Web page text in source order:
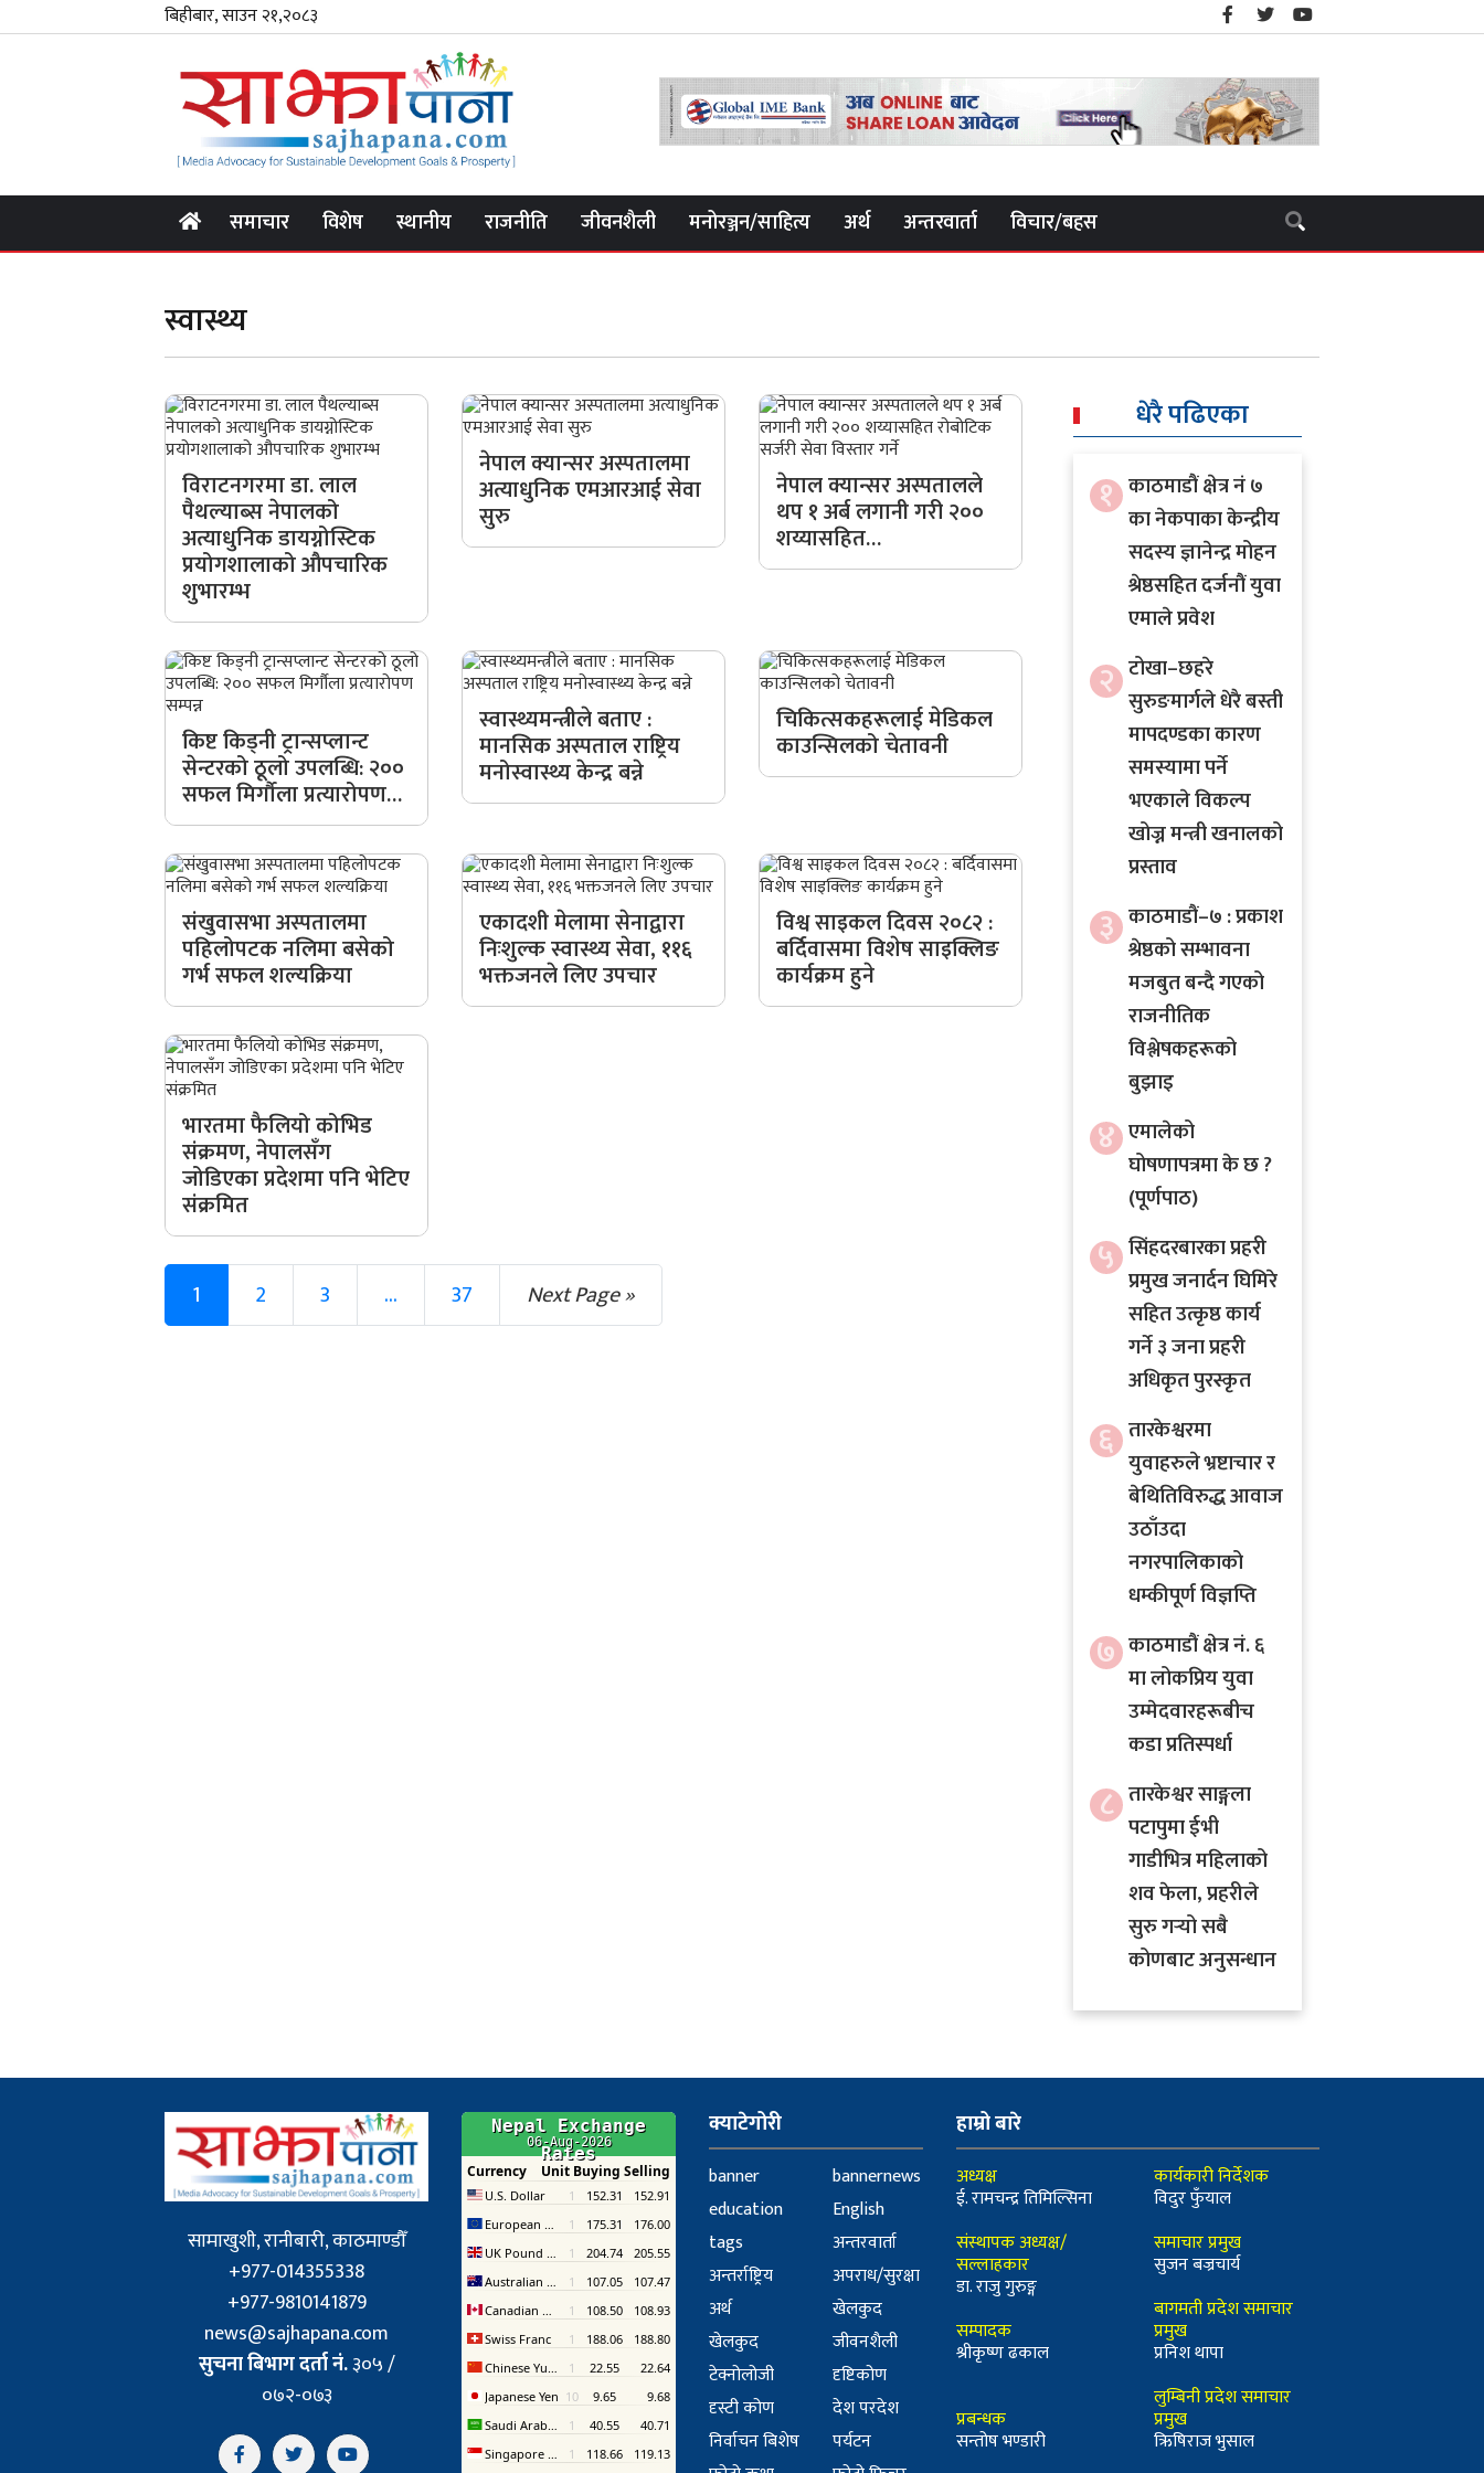
बिहीबार, साउन २१,२०८३
समाचार विशेष स्थानीय राजनीति जीवनशैली मनोरञ्जन/साहित्य अर्थ अन्तरवार्ता विचार/बहस
स्वास्थ्य
विराटनगरमा डा. लाल
पैथल्याब्स नेपालको
अत्याधुनिक डायग्नोस्टिक
प्रयोगशालाको औपचारिक
शुभारम्भ
नेपाल क्यान्सर अस्पतालमा
अत्याधुनिक एमआरआई सेवा
सुरु
नेपाल क्यान्सर अस्पतालले
थप १ अर्ब लगानी गरी २००
शय्यासहित…
किष्ट किड्नी ट्रान्सप्लान्ट
सेन्टरको ठूलो उपलब्धि: २००
सफल मिर्गौला प्रत्यारोपण…
स्वास्थ्यमन्त्रीले बताए :
मानसिक अस्पताल राष्ट्रिय
मनोस्वास्थ्य केन्द्र बन्ने
चिकित्सकहरूलाई मेडिकल
काउन्सिलको चेतावनी
संखुवासभा अस्पतालमा
पहिलोपटक नलिमा बसेको
गर्भ सफल शल्यक्रिया
एकादशी मेलामा सेनाद्वारा
निःशुल्क स्वास्थ्य सेवा, ११६
भक्तजनले लिए उपचार
विश्व साइकल दिवस २०८२ :
बर्दिवासमा विशेष साइक्लिङ
कार्यक्रम हुने
भारतमा फैलियो कोभिड
संक्रमण, नेपालसँग
जोडिएका प्रदेशमा पनि भेटिए
संक्रमित
1 2 3 ... 37 Next Page »
धेरै पढिएका
१ काठमाडौं क्षेत्र नं ७
का नेकपाका केन्द्रीय
सदस्य ज्ञानेन्द्र मोहन
श्रेष्ठसहित दर्जनौं युवा
एमाले प्रवेश
२ टोखा–छहरे
सुरुङमार्गले धेरै बस्ती
मापदण्डका कारण
समस्यामा पर्ने
भएकाले विकल्प
खोज्न मन्त्री खनालको
प्रस्ताव
३ काठमाडौं–७ : प्रकाश
श्रेष्ठको सम्भावना
मजबुत बन्दै गएको
राजनीतिक
विश्लेषकहरूको
बुझाइ
४ एमालेको
घोषणापत्रमा के छ ?
(पूर्णपाठ)
५ सिंहदरबारका प्रहरी
प्रमुख जनार्दन घिमिरे
सहित उत्कृष्ठ कार्य
गर्ने ३ जना प्रहरी
अधिकृत पुरस्कृत
६ तारकेश्वरमा
युवाहरुले भ्रष्टाचार र
बेथितिविरुद्ध आवाज
उठाँउदा
नगरपालिकाको
धम्कीपूर्ण विज्ञप्ति
७ काठमाडौं क्षेत्र नं. ६
मा लोकप्रिय युवा
उम्मेदवारहरूबीच
कडा प्रतिस्पर्धा
८ तारकेश्वर साङ्गला
पटापुमा ईभी
गाडीभित्र महिलाको
शव फेला, प्रहरीले
सुरु गर्‍यो सबै
कोणबाट अनुसन्धान
सामाखुशी, रानीबारी, काठमाण्डौँ
+977-014355338
+977-9810141879
news@sajhapana.com
सुचना बिभाग दर्ता नं.३०५ /
०७२-०७३
क्याटेगोरी
banner
bannernews
education
English
tags
अन्तरवार्ता
अन्तर्राष्ट्रिय
अपराध/सुरक्षा
अर्थ
खेलकुद
खेलकुद
जीवनशैली
टेक्नोलोजी
दृष्टिकोण
दृस्टी कोण
देश परदेश
निर्वाचन बिशेष
पर्यटन
हाम्रो बारे
अध्यक्ष
ई. रामचन्द्र तिमिल्सिना
संस्थापक अध्यक्ष/
सल्लाहकार
डा. राजु गुरुङ्ग
सम्पादक
श्रीकृष्ण ढकाल
प्रबन्धक
सन्तोष भण्डारी
कार्यकारी निर्देशक
विदुर फुँयाल
समाचार प्रमुख
सुजन बज्रचार्य
बागमती प्रदेश समाचार
प्रमुख
प्रनिश थापा
लुम्बिनी प्रदेश समाचार
प्रमुख
ऋिषिराज भुसाल